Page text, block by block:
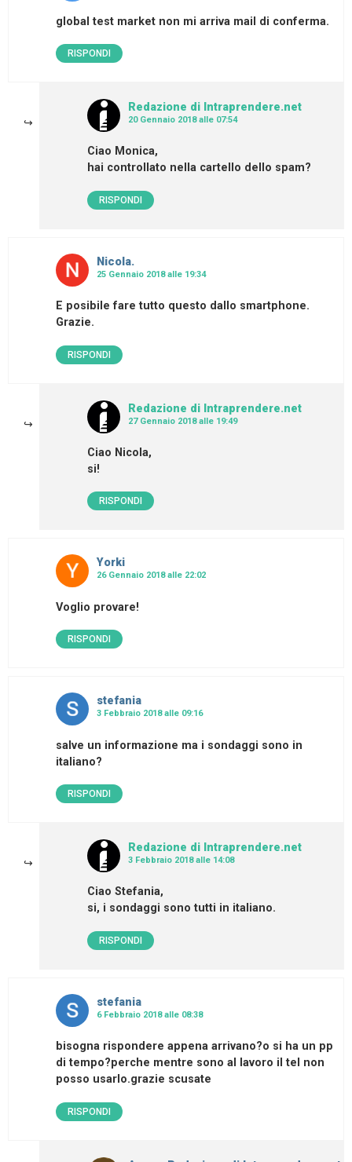
global test market non mi arriva mail di conferma.
RISPONDI
Redazione di Intraprendere.net
20 Gennaio 2018 alle 07:54
Ciao Monica,
hai controllato nella cartello dello spam?
RISPONDI
Nicola.
25 Gennaio 2018 alle 19:34
E posibile fare tutto questo dallo smartphone.
Grazie.
RISPONDI
Redazione di Intraprendere.net
27 Gennaio 2018 alle 19:49
Ciao Nicola,
si!
RISPONDI
Yorki
26 Gennaio 2018 alle 22:02
Voglio provare!
RISPONDI
stefania
3 Febbraio 2018 alle 09:16
salve un informazione ma i sondaggi sono in
italiano?
RISPONDI
Redazione di Intraprendere.net
3 Febbraio 2018 alle 14:08
Ciao Stefania,
si, i sondaggi sono tutti in italiano.
RISPONDI
stefania
6 Febbraio 2018 alle 08:38
bisogna rispondere appena arrivano?o si ha un pp
di tempo?perche mentre sono al lavoro il tel non
posso usarlo.grazie scusate
RISPONDI